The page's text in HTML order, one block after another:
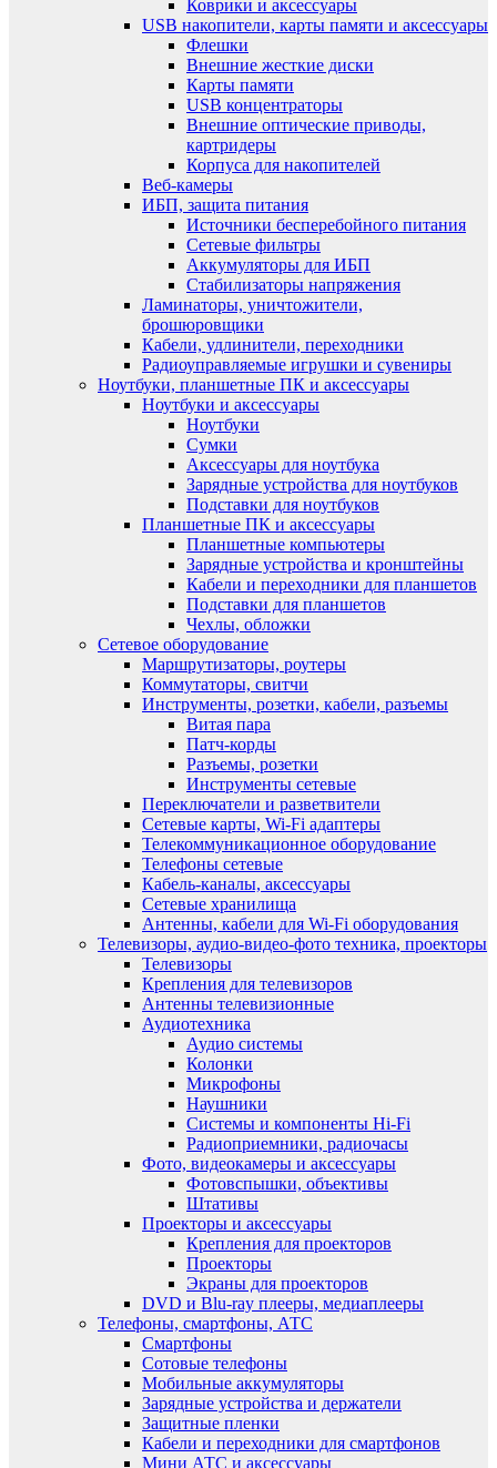
Коврики и аксессуары
USB накопители, карты памяти и аксессуары
Флешки
Внешние жесткие диски
Карты памяти
USB концентраторы
Внешние оптические приводы,
картридеры
Корпуса для накопителей
Веб-камеры
ИБП, защита питания
Источники бесперебойного питания
Сетевые фильтры
Аккумуляторы для ИБП
Стабилизаторы напряжения
Ламинаторы, уничтожители,
брошюровщики
Кабели, удлинители, переходники
Радиоуправляемые игрушки и сувениры
Ноутбуки, планшетные ПК и аксессуары
Ноутбуки и аксессуары
Ноутбуки
Сумки
Аксессуары для ноутбука
Зарядные устройства для ноутбуков
Подставки для ноутбуков
Планшетные ПК и аксессуары
Планшетные компьютеры
Зарядные устройства и кронштейны
Кабели и переходники для планшетов
Подставки для планшетов
Чехлы, обложки
Сетевое оборудование
Маршрутизаторы, роутеры
Коммутаторы, свитчи
Инструменты, розетки, кабели, разъемы
Витая пара
Патч-корды
Разъемы, розетки
Инструменты сетевые
Переключатели и разветвители
Сетевые карты, Wi-Fi адаптеры
Телекоммуникационное оборудование
Телефоны сетевые
Кабель-каналы, аксессуары
Сетевые хранилища
Антенны, кабели для Wi-Fi оборудования
Телевизоры, аудио-видео-фото техника, проекторы
Телевизоры
Крепления для телевизоров
Антенны телевизионные
Аудиотехника
Аудио системы
Колонки
Микрофоны
Наушники
Системы и компоненты Hi-Fi
Радиоприемники, радиочасы
Фото, видеокамеры и аксессуары
Фотовспышки, объективы
Штативы
Проекторы и аксессуары
Крепления для проекторов
Проекторы
Экраны для проекторов
DVD и Blu-ray плееры, медиаплееры
Телефоны, смартфоны, АТС
Смартфоны
Сотовые телефоны
Мобильные аккумуляторы
Зарядные устройства и держатели
Защитные пленки
Кабели и переходники для смартфонов
Мини АТС и аксессуары